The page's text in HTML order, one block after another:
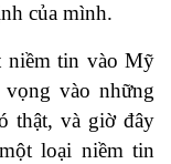
của mình.
niềm tin vào Mỹ
vào những
thật, và giờ đây
loại niềm tin